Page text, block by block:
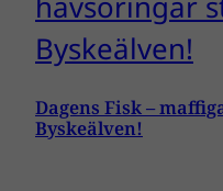
Dagens Fisk –
Byskeälven!